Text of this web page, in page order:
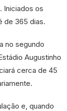
Iniciados os
de 365 dias.
no segundo
Augustinho
cerca de 45
e, quando